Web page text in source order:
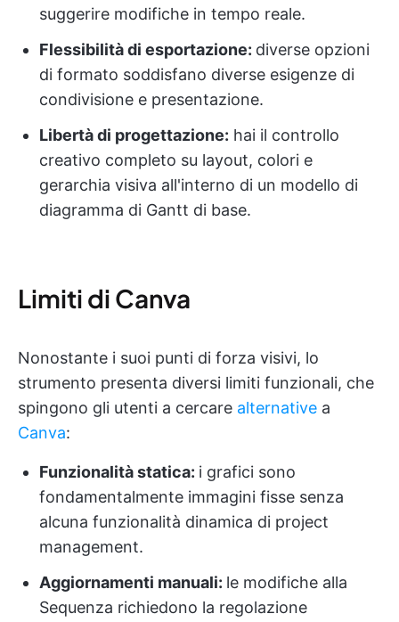
suggerire modifiche in tempo reale.
Flessibilità di esportazione: diverse opzioni
di formato soddisfano diverse esigenze di
condivisione e presentazione.
Libertà di progettazione: hai il controllo
creativo completo su layout, colori e
gerarchia visiva all'interno di un modello di
diagramma di Gantt di base.
Limiti di Canva
Nonostante i suoi punti di forza visivi, lo
strumento presenta diversi limiti funzionali, che
spingono gli utenti a cercare alternative a
Canva:
Funzionalità statica: i grafici sono
fondamentalmente immagini fisse senza
alcuna funzionalità dinamica di project
management.
Aggiornamenti manuali: le modifiche alla
Sequenza richiedono la regolazione